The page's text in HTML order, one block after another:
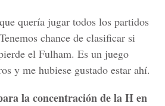
quería jugar todos los partidos
chance de clasificar si
el Fulham. Es un juego
y me hubiese gustado estar ahí.
la concentración de la H en